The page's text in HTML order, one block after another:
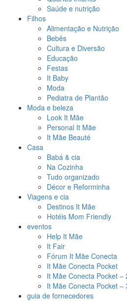
Saúde e nutrição
Filhos
Alimentação e Nutrição
Bebês
Cultura e Diversão
Educação
Festas
It Baby
Moda
Pediatra de Plantão
Moda e beleza
Look It Mãe
Personal It Mãe
It Mãe Beauté
Casa
Babá & cia
Na Cozinha
Tudo organizado
Décor e Reforminha
Viagens e cia
Destinos It Mãe
Hotéis Mom Friendly
eventos
Help It Mãe
It Fair
Fórum It Mãe Conecta
It Mãe Conecta Pocket
It Mãe Conecta Pocket –
It Mãe Conecta Pocket –
guia de fornecedores